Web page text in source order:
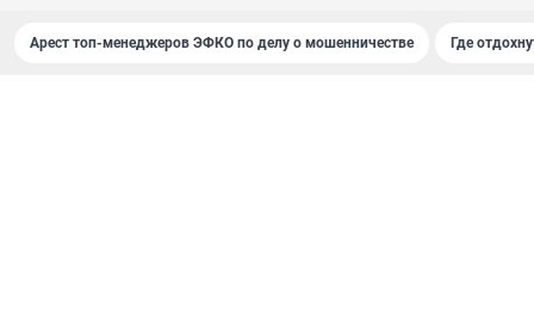
Арест топ-менеджеров ЭФКО по делу о мошенничестве Где